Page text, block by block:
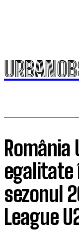
România
egalitate
sezonul
League